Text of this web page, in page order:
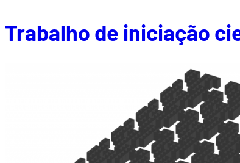
Trabalho de iniciação